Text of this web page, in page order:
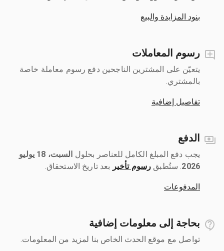
بنود المزايدة والبيع
رسوم المعاملات
يتعيّن على المشترين الناجحين دفع رسوم معاملة خاصة
بالمشتري.
تفاصيل إضافية
الدفع
يجب دفع المبلغ الكامل للعناصر بحلول ‎
السبت، 18 يوليو
2026
رسوم تأخير بعد تاريخ الاستحقاق.
المدفوعات
بحاجة إلى معلومات إضافية
تواصل مع موقع الحدث الخاص بنا لمزيد من المعلومات.